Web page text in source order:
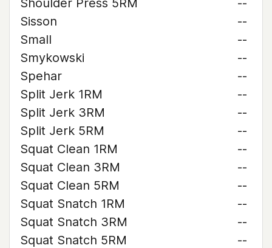
Shoulder Press 5RM
--
Sisson
--
Small
--
Smykowski
--
Spehar
--
Split Jerk 1RM
--
Split Jerk 3RM
--
Split Jerk 5RM
--
Squat Clean 1RM
--
Squat Clean 3RM
--
Squat Clean 5RM
--
Squat Snatch 1RM
--
Squat Snatch 3RM
--
Squat Snatch 5RM
--